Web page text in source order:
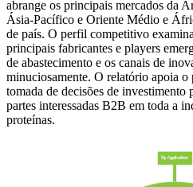
abrange os principais mercados da
Ásia-Pacífico e Oriente Médio e
de país. O perfil competitivo
principais fabricantes e players
de abastecimento e os canais de
minuciosamente. O relatório apoia o
tomada de decisões de investimento
partes interessadas B2B em toda a
proteínas.